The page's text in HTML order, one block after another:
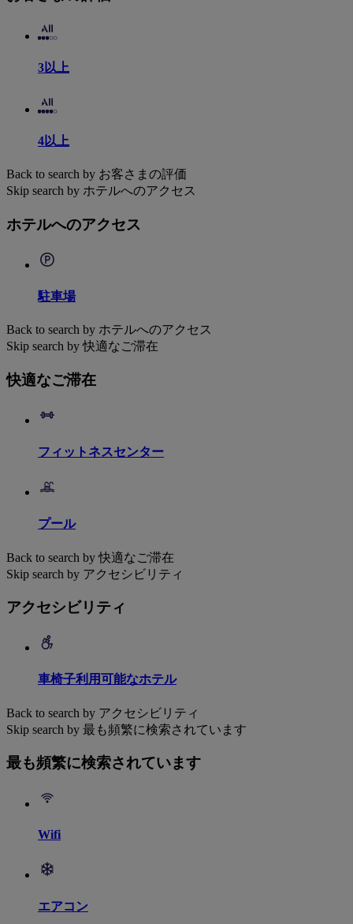
3以上
4以上
Back to search by お客さまの評価
Skip search by ホテルへのアクセス
ホテルへのアクセス
駐車場
Back to search by ホテルへのアクセス
Skip search by 快適なご滞在
快適なご滞在
フィットネスセンター
プール
Back to search by 快適なご滞在
Skip search by アクセシビリティ
アクセシビリティ
車椅子利用可能なホテル
Back to search by アクセシビリティ
Skip search by 最も頻繁に検索されています
最も頻繁に検索されています
Wifi
エアコン